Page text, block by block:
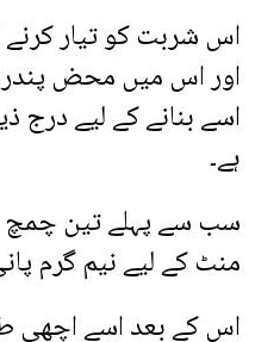
اس شربت کو تیار
اور اس میں محض
اسے بنانے کے لیے درج
ہے۔
سب سے پہلے تین چمچ
منٹ کے لیے نیم گرم
اس کے بعد اسے اچھی